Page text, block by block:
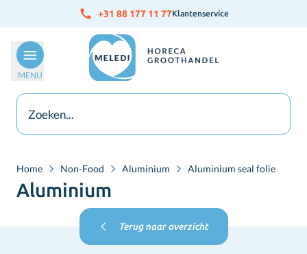
Ga naar de inhoud +31 88 177 11 77Klantenservice
MENU
Home Non-Food Aluminium Aluminium seal folie
Aluminium
Terug naar overzicht